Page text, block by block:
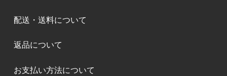
配送・送料について
返品について
お支払い方法について